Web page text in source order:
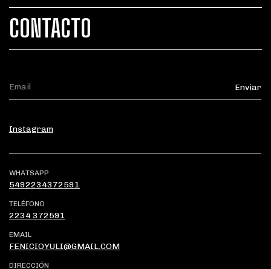
CONTACTO
Instagram
WHATSAPP
5492234372591
TELÉFONO
2234 372591
EMAIL
FENICIOYULI@GMAIL.COM
DIRECCIÓN